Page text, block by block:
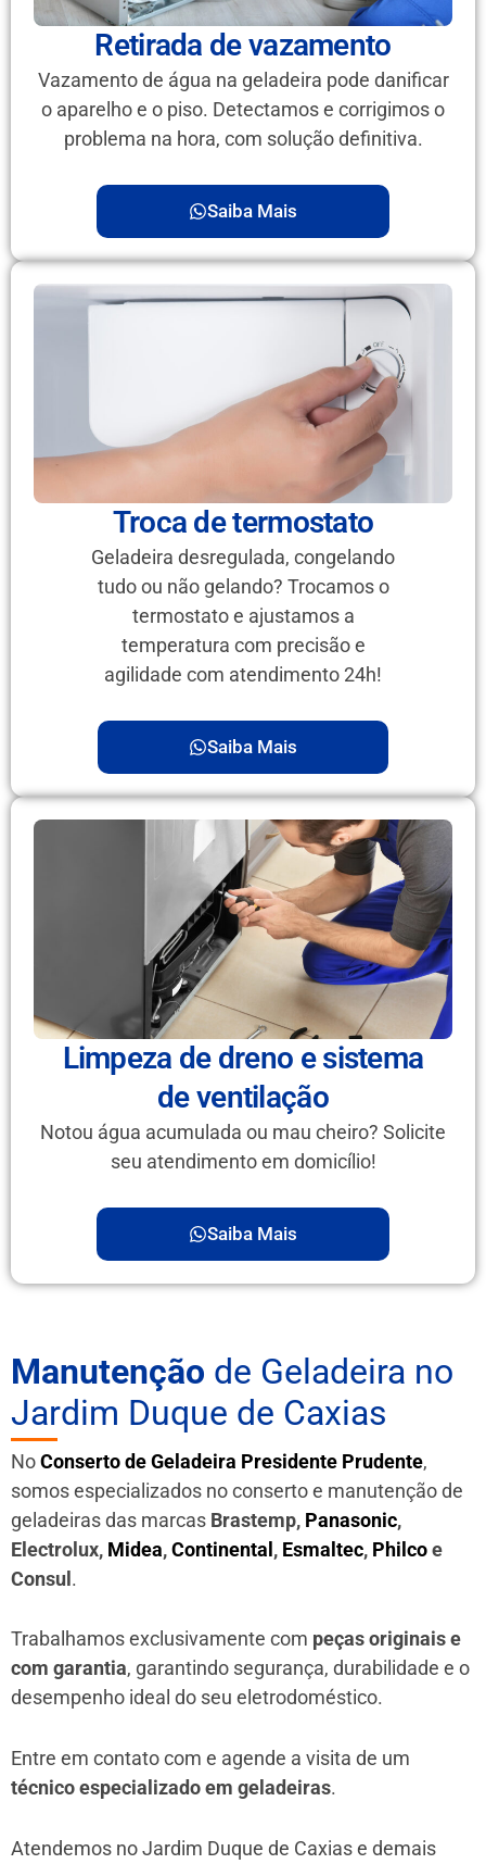
Retirada de vazamento
Vazamento de água na geladeira pode danificar
o aparelho e o piso. Detectamos e corrigimos o
problema na hora, com solução definitiva.
Saiba Mais
Troca de termostato
Geladeira desregulada, congelando
tudo ou não gelando? Trocamos o
termostato e ajustamos a
temperatura com precisão e
agilidade com atendimento 24h!
Saiba Mais
Limpeza de dreno e sistema
de ventilação
Notou água acumulada ou mau cheiro? Solicite
seu atendimento em domicílio!
Saiba Mais
Manutenção de Geladeira no
Jardim Duque de Caxias
NoConserto de Geladeira Presidente Prudente,
somos especializados no conserto e manutenção de
geladeiras das marcas Brastemp, Panasonic,
Electrolux, Midea,Continental, Esmaltec, Philcoe
Consul.
Trabalhamos exclusivamente com peças originais e
com garantia, garantindo segurança, durabilidade e o
desempenho ideal do seu eletrodoméstico.
Entre em contato com e agende a visita de um
técnico especializado em geladeiras.
Atendemos no Jardim Duque de Caxias e demais